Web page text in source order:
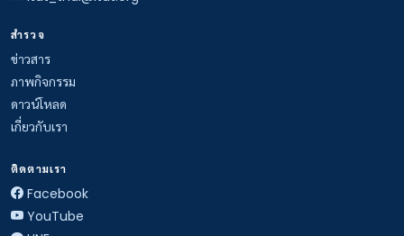
สำรวจ
ข่าวสาร
ภาพกิจกรรม
ดาวน์โหลด
เกี่ยวกับเรา
ติดตามเรา
Facebook
YouTube